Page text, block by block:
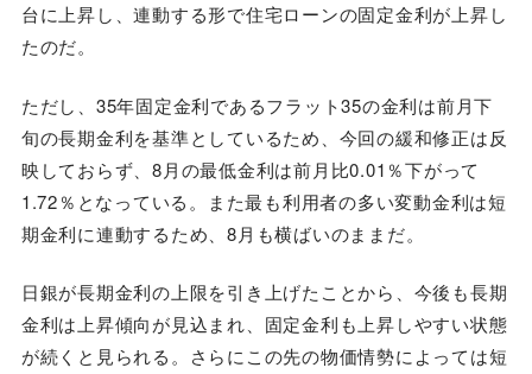
台に上昇し、連動する形で住宅ローンの固定金利が上昇し
たのだ。
ただし、35年固定金利であるフラット35の金利は前月下
旬の長期金利を基準としているため、今回の緩和修正は反
映しておらず、8月の最低金利は前月比0.01％下がって
1.72％となっている。また最も利用者の多い変動金利は短
期金利に連動するため、8月も横ばいのままだ。
日銀が長期金利の上限を引き上げたことから、今後も長期
金利は上昇傾向が見込まれ、固定金利も上昇しやすい状態
が続くと見られる。さらにこの先の物価情勢によっては短